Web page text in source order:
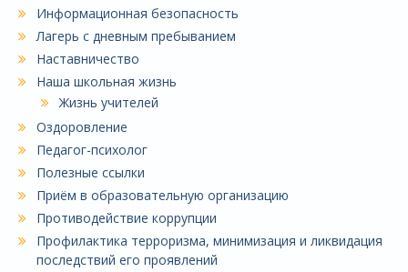
Информационная безопасность
Лагерь с дневным пребыванием
Наставничество
Наша школьная жизнь
Жизнь учителей
Оздоровление
Педагог-психолог
Полезные ссылки
Приём в образовательную организацию
Противодействие коррупции
Профилактика терроризма, минимизация и ликвидация
последствий его проявлений